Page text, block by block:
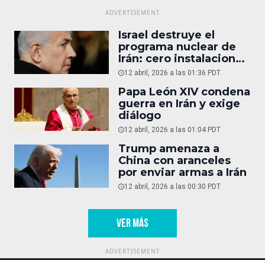
Israel destruye el
programa nuclear de
Irán: cero instalaciones
operativas
12 abril, 2026 a las 01:36 PDT
Papa León XIV condena
guerra en Irán y exige
diálogo
12 abril, 2026 a las 01:04 PDT
Trump amenaza a
China con aranceles
por enviar armas a Irán
12 abril, 2026 a las 00:30 PDT
VER MÁS